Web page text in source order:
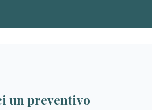
un preventivo